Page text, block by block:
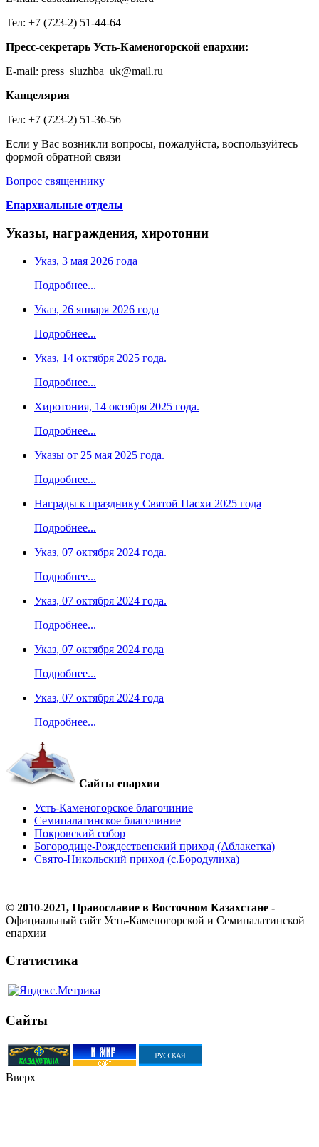
Тел: +7 (723-2) 51-44-64
Пресс-секретарь Усть-Каменогорской епархии:
E-mail: press_sluzhba_uk@mail.ru
Канцелярия
Тел: +7 (723-2) 51-36-56
Если у Вас возникли вопросы, пожалуйста, воспользуйтесь
формой обратной связи
Вопрос священнику
Епархиальные отделы
Указы, награждения, хиротонии
Указ, 3 мая 2026 года
Подробнее...
Указ, 26 января 2026 года
Подробнее...
Указ, 14 октября 2025 года.
Подробнее...
Хиротония, 14 октября 2025 года.
Подробнее...
Указы от 25 мая 2025 года.
Подробнее...
Награды к празднику Святой Пасхи 2025 года
Подробнее...
Указ, 07 октября 2024 года.
Подробнее...
Указ, 07 октября 2024 года.
Подробнее...
Указ, 07 октября 2024 года
Подробнее...
Указ, 07 октября 2024 года
Подробнее...
Сайты епархии
Усть-Каменогорское благочиние
Семипалатинское благочиние
Покровский собор
Богородице-Рождественский приход (Аблакетка)
Свято-Никольский приход (с.Бородулиха)
© 2010-2021, Православие в Восточном Казахстане -
Официальный сайт Усть-Каменогорской и Семипалатинской
епархии
Статистика
Сайты
Вверх